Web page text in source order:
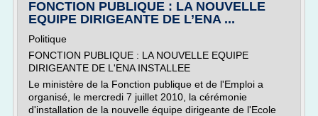
FONCTION PUBLIQUE : LA NOUVELLE
EQUIPE DIRIGEANTE DE L’ENA ...
Politique
FONCTION PUBLIQUE : LA NOUVELLE EQUIPE
DIRIGEANTE DE L'ENA INSTALLEE
Le ministère de la Fonction publique et de l'Emploi a
organisé, le mercredi 7 juillet 2010, la cérémonie
d'installation de la nouvelle équipe dirigeante de l'Ecole